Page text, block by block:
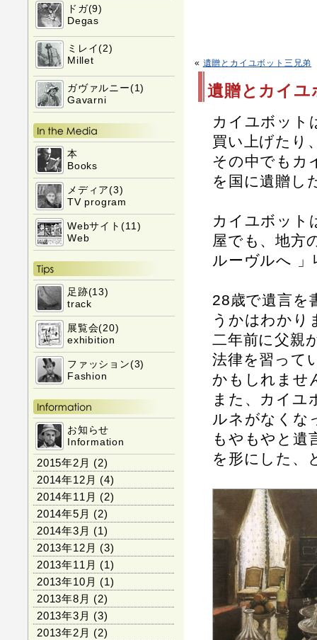
ドガ(9)
Degas
ミレイ(2)
Millet
ガヴァルニー(1)
Gavarni
本
Books
メディア(3)
TV program
Webサイト(11)
Web
足跡(13)
track
展覧会(20)
exhibition
ファッション(3)
Fashion
お知らせ
Information
2015年2月 (2)
2014年12月 (4)
2014年11月 (2)
2014年5月 (2)
2014年3月 (1)
2013年12月 (3)
2013年11月 (1)
2013年10月 (1)
2013年8月 (2)
2013年3月 (3)
2013年2月 (2)
« 遺贈とカイユボット三兄弟
遺贈とカイユ
カイユボット
買い上げたり
その中でもカ
を国に遺贈し
カイユボット
屋でも、地方
ルーヴルへ
28歳で遺言を
うかはわかり
二年前に父親
法律を習って
かもしれませ
また、カイユ
ルネがなくな
もやもやと遺
を形にした、